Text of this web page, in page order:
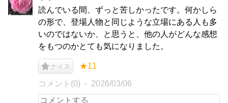
読んでいる間、ずっと苦しかったです。何かしら
の形で、登場人物と同じような立場にある人も多
いのではないか、と思うと、他の人がどんな感想
をもつのかとても気になりました。
ナイス ★11
コメント(0) 2026/03/06